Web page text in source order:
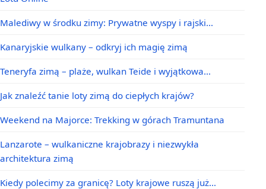
Malediwy w środku zimy: Prywatne wyspy i rajski…
Kanaryjskie wulkany – odkryj ich magię zimą
Teneryfa zimą – plaże, wulkan Teide i wyjątkowa…
Jak znaleźć tanie loty zimą do ciepłych krajów?
Weekend na Majorce: Trekking w górach Tramuntana
Lanzarote – wulkaniczne krajobrazy i niezwykła
architektura zimą
Kiedy polecimy za granicę? Loty krajowe ruszą już…